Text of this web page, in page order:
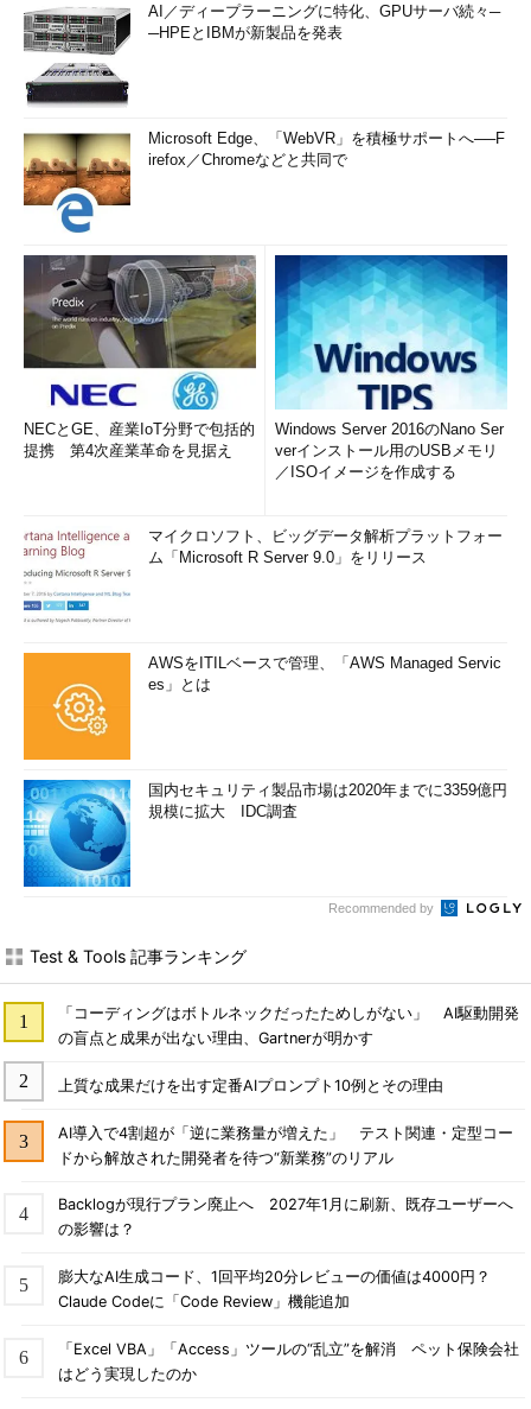
AI／ディープラーニングに特化、GPUサーバ続々─
─HPEとIBMが新製品を発表
Microsoft Edge、「WebVR」を積極サポートへ──F
irefox／Chromeなどと共同で
NECとGE、産業IoT分野で包括的
提携 第4次産業革命を見据え
Windows Server 2016のNano Ser
verインストール用のUSBメモリ
／ISOイメージを作成する
マイクロソフト、ビッグデータ解析プラットフォー
ム「Microsoft R Server 9.0」をリリース
AWSをITILベースで管理、「AWS Managed Servic
es」とは
国内セキュリティ製品市場は2020年までに3359億円
規模に拡大 IDC調査
Recommended by
Test & Tools 記事ランキング
「コーディングはボトルネックだったためしがない」 AI駆動開発
の盲点と成果が出ない理由、Gartnerが明かす
上質な成果だけを出す定番AIプロンプト10例とその理由
AI導入で4割超が「逆に業務量が増えた」 テスト関連・定型コー
ドから解放された開発者を待つ“新業務”のリアル
Backlogが現行プラン廃止へ 2027年1月に刷新、既存ユーザーへ
の影響は？
膨大なAI生成コード、1回平均20分レビューの価値は4000円？
Claude Codeに「Code Review」機能追加
「Excel VBA」「Access」ツールの“乱立”を解消 ペット保険会社
はどう実現したのか